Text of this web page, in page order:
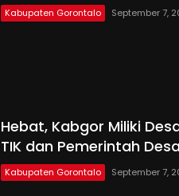
Kabupaten Gorontalo September 7,
Hebat, Kabgor Miliki
TIK dan Pemerintah
Kabupaten Gorontalo September 7,